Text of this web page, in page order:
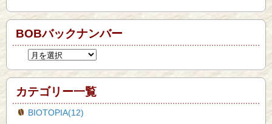
BOBバックナンバー
カテゴリー一覧
BIOTOPIA(12)